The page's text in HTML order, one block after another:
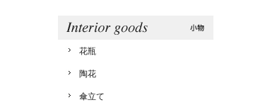
花瓶
陶花
傘立て